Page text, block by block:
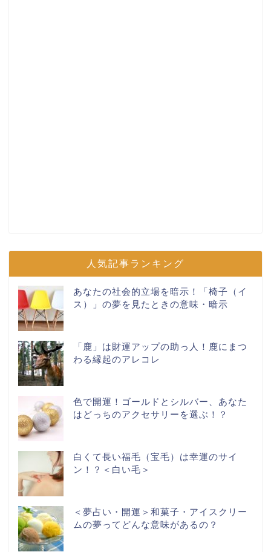
人気記事ランキング
あなたの社会的立場を暗示！「椅子（イ
ス）」の夢を見たときの意味・暗示
「鹿」は財運アップの助っ人！鹿にまつ
わる縁起のアレコレ
色で開運！ゴールドとシルバー、あなた
はどっちのアクセサリーを選ぶ！？
白くて長い福毛（宝毛）は幸運のサイ
ン！？＜白い毛＞
＜夢占い・開運＞和菓子・アイスクリー
ムの夢ってどんな意味があるの？